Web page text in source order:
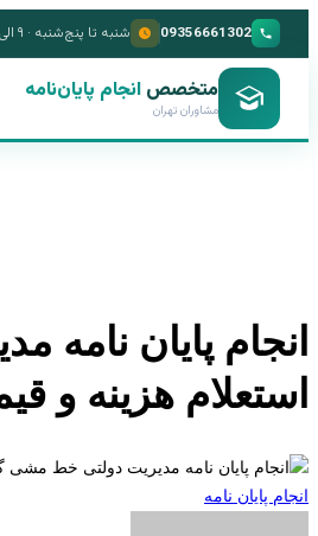
09356661302 شنبه تا پنج‌شنبه · ۹ الی ۱۸
متخصص انجام پایان‌نامه
مشاوران تهران
انجام پایان
استعلام هزینه و
انجام پایان نامه